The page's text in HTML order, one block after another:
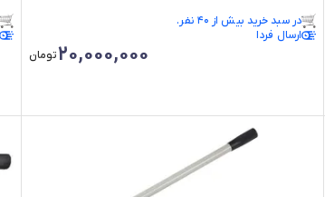
در سبد خرید بیش از ۴۰ نفر.
فقط ۳ عدد در انبار موجود است.
ارسال فردا
20,000,000تومان